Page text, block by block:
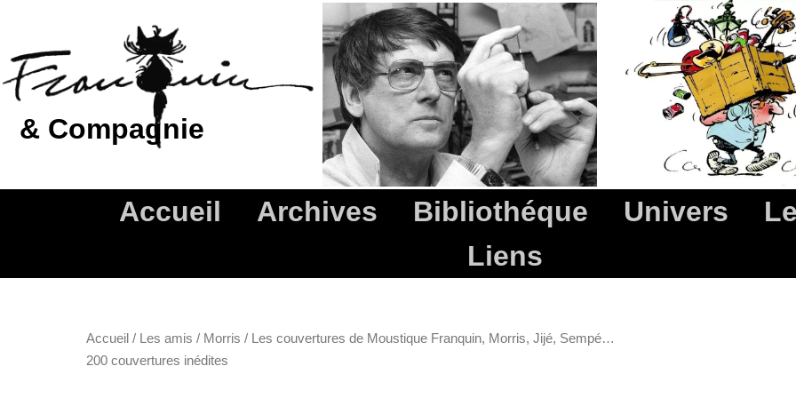
contenu
& Compagnie
Accueil Archives Bibliothéque Univers
Liens
Accueil / Les amis / Morris / Les couvertures de Moustique Franquin, Morris, Jijé, Sempé…
200 couvertures inédites